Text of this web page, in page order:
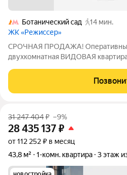
Ботанический сад
14 мин.
ЖК «Режиссер»
СРОЧНАЯ ПРОДАЖА! Оперативный
двухкомнатная ВИДОВАЯ
Москва-Сити, ВДНХ. Радиусные
потолки 3,0 м создают ощущение
31 247 404₽ –9%
28 435 137₽
от 112 252 ₽ в месяц
43,8 м²
1-комн. квартира 3 этаж